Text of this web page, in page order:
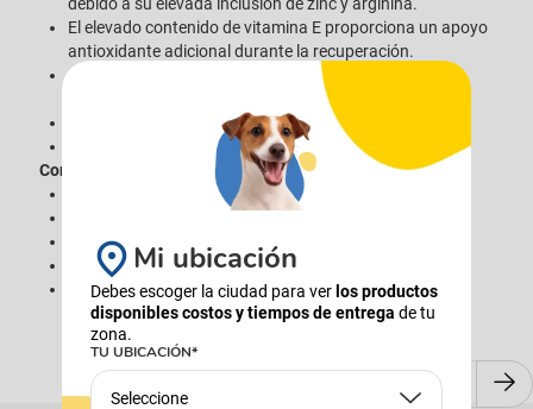
El elevado contenido de vitamina E proporciona un apoyo
antioxidante adicional durante la recuperación.
Ayuda a reducir la inflamación no deseable debido a la
presencia de ácidos grasos omega 3.
Antioxidantes añadidos.
Alto contenido en grasas para proporcionar energía .
Contenido
Grasa Bruta (Mín)|7.5
Fibra Cruda (Máx)|1.5
Humedad (Máx)|75.0
Mi ubicación
Debes escoger la ciudad para verlos productos
disponibles costos y tiempos de entrega de tu
zona.
TU UBICACIÓN*
Seleccione